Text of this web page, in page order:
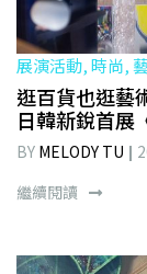
展演活動, 時尚,
逛百貨也逛藝
日韓新銳首展
BY MELODY TU
繼續閱讀